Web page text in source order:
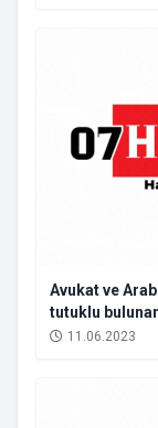
Avukat ve
tutuklu
11.06.2023